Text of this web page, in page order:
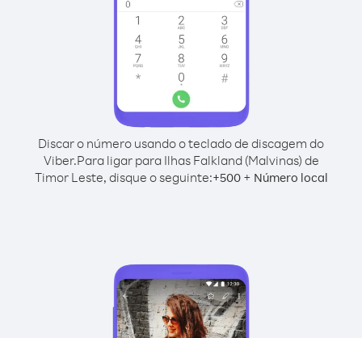
Discar o número usando o teclado de discagem do
Viber.Para ligar para Ilhas Falkland (Malvinas) de
Timor Leste, disque o seguinte:+500+ Número local